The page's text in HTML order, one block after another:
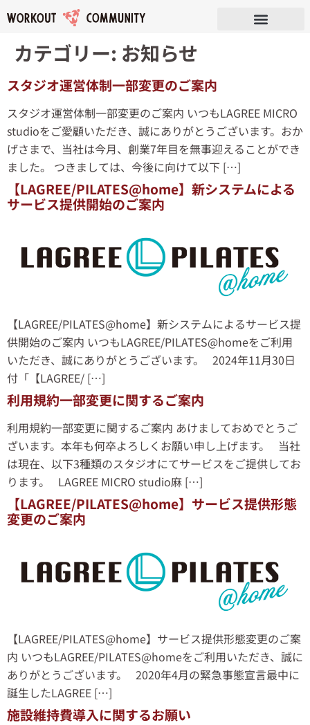
カテゴリー: お知らせ
スタジオ運営体制一部変更のご案内
スタジオ運営体制一部変更のご案内 いつもLAGREE MICRO
studioをご愛顧いただき、誠にありがとうございます。おか
げさまで、当社は今月、創業7年目を無事迎えることができ
ました。 つきましては、今後に向けて以下 […]
【LAGREE/PILATES@home】新システムによる
サービス提供開始のご案内
【LAGREE/PILATES@home】新システムによるサービス提
供開始のご案内 いつもLAGREE/PILATES@homeをご利用
いただき、誠にありがとうございます。 2024年11月30日
付「【LAGREE/ […]
利用規約一部変更に関するご案内
利用規約一部変更に関するご案内 あけましておめでとうご
ざいます。本年も何卒よろしくお願い申し上げます。 当社
は現在、以下3種類のスタジオにてサービスをご提供してお
ります。 LAGREE MICRO studio麻 […]
【LAGREE/PILATES@home】サービス提供形態
変更のご案内
【LAGREE/PILATES@home】サービス提供形態変更のご案
内 いつもLAGREE/PILATES@homeをご利用いただき、誠に
ありがとうございます。 2020年4月の緊急事態宣言最中に
誕生したLAGREE […]
施設維持費導入に関するお願い